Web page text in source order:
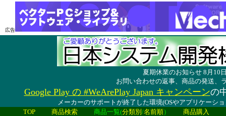
広告
夏期休業のお知らせ 8月10
お問い合わせの返事、商品の発送、
Google Play の #WeArePlay Japan キャンペーンの
メーカーのサポートが終了した環境(OSやアプリケーシ
TOP
商品検索 商品一覧(分類別 /名前順） 商品購入